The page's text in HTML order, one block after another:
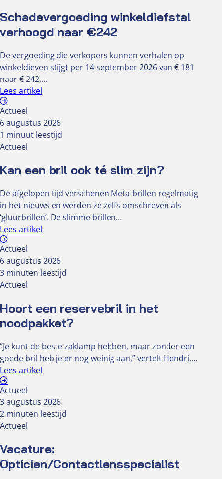
Schadevergoeding winkeldiefstal
verhoogd naar €242
De vergoeding die verkopers kunnen verhalen op
winkeldieven stijgt per 14 september 2026 van € 181
naar € 242….
Lees artikel
Actueel
6 augustus 2026
1 minuut leestijd
Actueel
Kan een bril ook té slim zijn?
De afgelopen tijd verschenen Meta-brillen regelmatig
in het nieuws en werden ze zelfs omschreven als
‘gluurbrillen’. De slimme brillen…
Lees artikel
Actueel
6 augustus 2026
3 minuten leestijd
Actueel
Hoort een reservebril in het
noodpakket?
“Je kunt de beste zaklamp hebben, maar zonder een
goede bril heb je er nog weinig aan,” vertelt Hendri,…
Lees artikel
Actueel
3 augustus 2026
2 minuten leestijd
Actueel
Vacature:
Opticien/Contactlensspecialist